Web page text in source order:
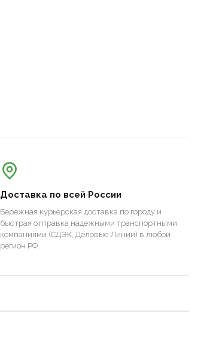
Доставка по всей России
Бережная курьерская доставка по городу и
быстрая отправка надежными транспортными
компаниями (СДЭК, Деловые Линии) в любой
регион РФ.